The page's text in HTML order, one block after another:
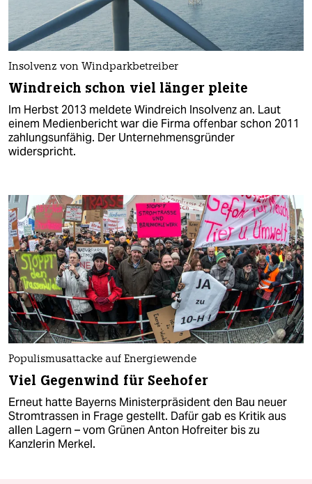
Insolvenz von Windparkbetreiber
Windreich schon viel länger pleite
Im Herbst 2013 meldete Windreich Insolvenz an. Laut
einem Medienbericht war die Firma offenbar schon 2011
zahlungsunfähig. Der Unternehmensgründer
widerspricht.
Populismusattacke auf Energiewende
Viel Gegenwind für Seehofer
Erneut hatte Bayerns Ministerpräsident den Bau neuer
Stromtrassen in Frage gestellt. Dafür gab es Kritik aus
allen Lagern – vom Grünen Anton Hofreiter bis zu
Kanzlerin Merkel.